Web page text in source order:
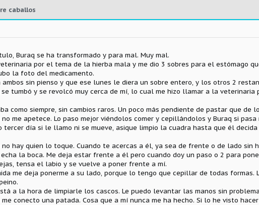
caballos
Buraq se ha transformado y para mal. Muy mal.
por el tema de la hierba mala y me dio 3 sobres para el estómago
la foto del medicamento.
ambos sin pienso y que ese lunes le diera un sobre entero, y los otros 2
se tumbó y se revolcó muy cerca de mí, lo cual me hizo llamar a la
como siempre, sin cambios raros. Un poco más pendiente de pastar que de
me apetece. Lo paso mejor viéndolos comer y cepillándolos y Buraq si
tercer día si le llamo ni se mueve, asique limpio la cuadra hasta que él
hay quien lo toque. Cuando te acercas a él, ya sea de frente o de lado
la boca. Me deja estar frente a él pero cuando doy un paso o 2 para
tensa el labio y se vuelve a poner frente a mí.
me deja ponerme a su lado, porque lo tengo que cepillar de todas
a la hora de limpiarle los cascos. Le puedo levantar las manos sin
conecto una patada. Cosa que a mí nunca me ha hecho. Si lo he visto